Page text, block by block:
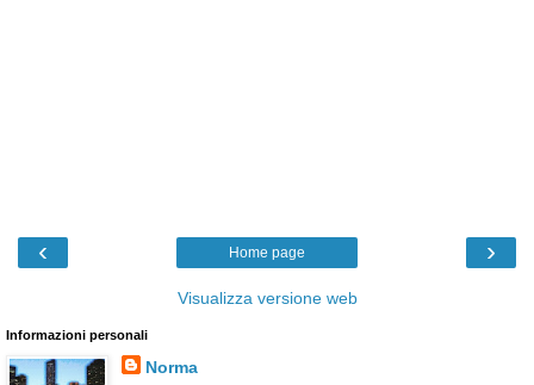
‹ ›
Home page
Visualizza versione web
Informazioni personali
Norma